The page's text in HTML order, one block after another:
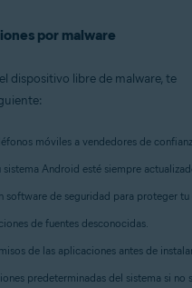
por malware
dispositivo libre de malware, te
móviles a vendedores de
Android esté siempre
software de seguridad para proteger
de fuentes desconocidas.
de las aplicaciones antes de
predeterminadas del sistema si no